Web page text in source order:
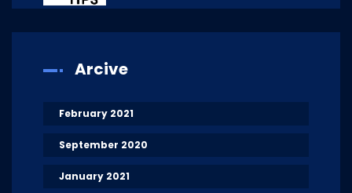
Arcive
February 2021
September 2020
January 2021